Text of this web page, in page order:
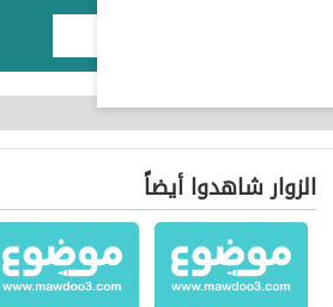
الزوار شاهدوا أيضاً